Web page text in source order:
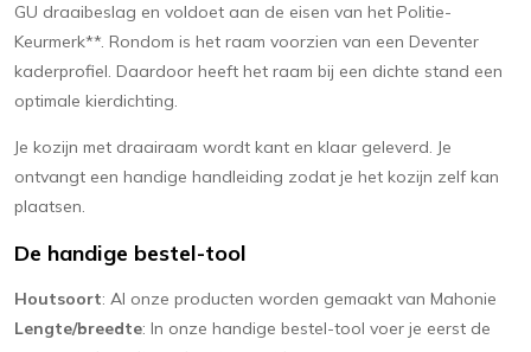
GU draaibeslag en voldoet aan de eisen van het Politie-
Keurmerk**. Rondom is het raam voorzien van een Deventer
kaderprofiel. Daardoor heeft het raam bij een dichte stand een
optimale kierdichting.
Je kozijn met draairaam wordt kant en klaar geleverd. Je
ontvangt een handige handleiding zodat je het kozijn zelf kan
plaatsen.
De handige bestel-tool
Houtsoort: Al onze producten worden gemaakt van Mahonie
Lengte/breedte: In onze handige bestel-tool voer je eerst de